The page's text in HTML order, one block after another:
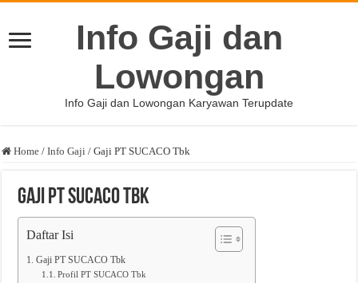
Info Gaji dan
Lowongan
Info Gaji dan Lowongan Karyawan Terupdate
Home / Info Gaji / Gaji PT SUCACO Tbk
Gaji PT SUCACO Tbk
Daftar Isi
Gaji PT SUCACO Tbk
Profil PT SUCACO Tbk